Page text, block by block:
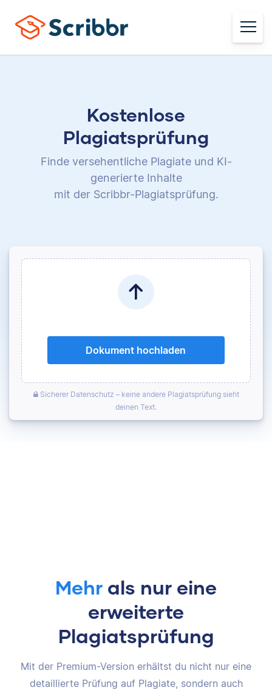
Kostenlose
Plagiatsprüfung
Finde versehentliche Plagiate und KI-
generierte Inhalte
mit der Scribbr-Plagiatsprüfung.
Dokument hochladen
Sicherer Datenschutz – keine andere Plagiatsprüfung sieht
deinen Text.
Mehr als nur eine
erweiterte
Plagiatsprüfung
Mit der Premium-Version erhältst du nicht nur eine
detaillierte Prüfung auf Plagiate, sondern auch